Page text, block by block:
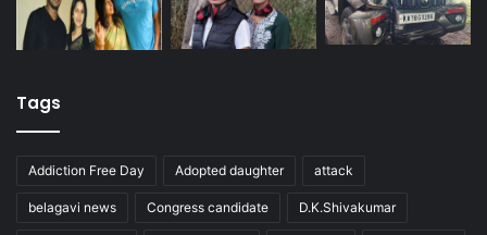
Tags
Addiction Free Day Adopted daughter attack
belagavi news Congress candidate D.K.Shivakumar